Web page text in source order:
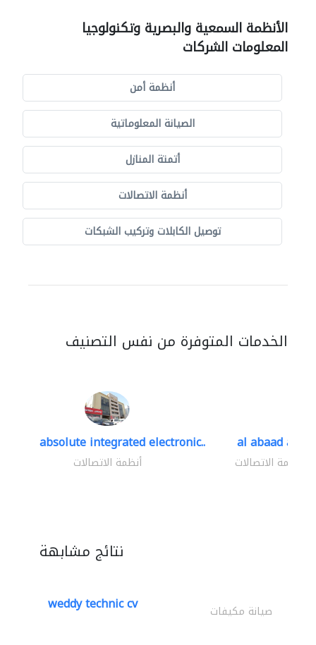
الأنظمة السمعية والبصرية وتكنولوجيا
المعلومات الشركات
أنظمة أمن
الصيانة المعلوماتية
أتمتة المنازل
أنظمة الاتصالات
توصيل الكابلات وتركيب الشبكات
الخدمات المتوفرة من نفس التصنيف
absolute integrated electronic..
أنظمة الاتصالات
al abaad al..
أنظمة الاتصالات
نتائج مشابهة
weddy technic cv صيانة مكيفات